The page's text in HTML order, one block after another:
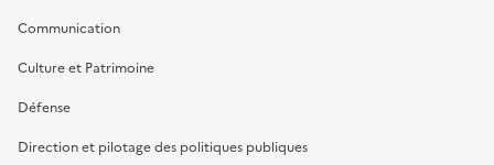
Communication
Culture et Patrimoine
Défense
Direction et pilotage des politiques publiques